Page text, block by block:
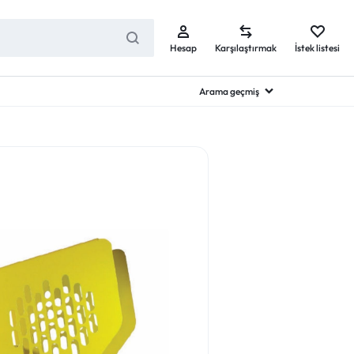
Hesap Karşılaştırmak İstek listesi
Arama geçmiş